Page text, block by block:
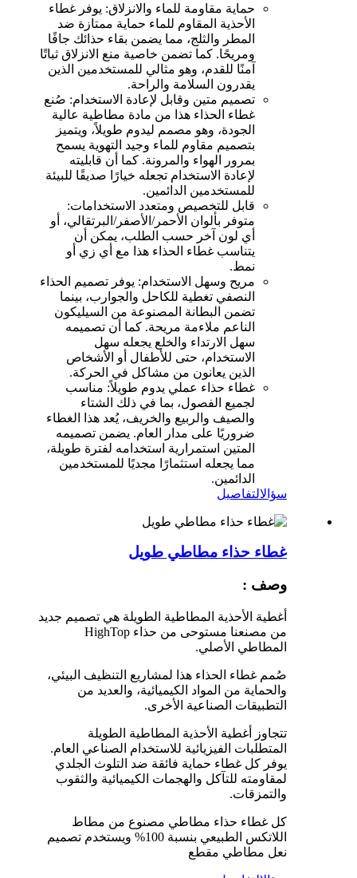
حماية مقاومة للماء والانزلاق: يوفر غطاء
الأحذية المقاوم للماء حماية ممتازة ضد
المطر والثلج، مما يضمن بقاء حذائك جافًا
ومريحًا. كما تضمن خاصية منع الانزلاق ثباتًا
آمنًا للقدم، وهو مثالي للمستخدمين الذين
يقدرون السلامة والراحة.
تصميم متين وقابل لإعادة الاستخدام: صُنع
غطاء الحذاء هذا من مادة مطاطية عالية
الجودة، وهو مصمم ليدوم طويلاً، ويتميز
بتصميم مقاوم للماء وجيد التهوية يسمح
بمرور الهواء والمرونة. كما أن قابليته
لإعادة الاستخدام تجعله خيارًا صديقًا للبيئة
للمستخدمين الدائمين.
قابل للتخصيص ومتعدد الاستخدامات:
متوفر بألوان الأحمر/الأصفر/البرتقالي، أو
أي لون آخر حسب الطلب، يمكن أن
يتناسب غطاء الحذاء هذا مع أي زي أو
نمط.
مريح وسهل الاستخدام: يوفر تصميم الحذاء
النصفي تغطية للكاحل والجوارب، بينما
تضمن البطانة المصنوعة من السيليكون
الناعم ملاءمة مريحة. كما أن تصميمه
سهل الارتداء والخلع يجعله سهل
الاستخدام، حتى للأطفال أو الأشخاص
الذين يعانون من مشاكل في الحركة.
غطاء حذاء عملي يدوم طويلاً: مناسب
لجميع الفصول، بما في ذلك الشتاء
والصيف والربيع والخريف، يُعد هذا الغطاء
ضروريًا على مدار العام. يضمن تصميمه
المتين استمرارية استخدامه لفترة طويلة،
مما يجعله استثمارًا مجديًا للمستخدمين
الدائمين.
سؤالالتفاصيل
غطاء حذاء مطاطي طويل
وصف :
أغطية الأحذية المطاطية الطويلة هي تصميم جديد
من مصنعنا مستوحى من حذاء HighTop
المطاطي الأصلي.
صُمم غطاء الحذاء هذا لمشاريع التنظيف البيئي،
والحماية من المواد الكيميائية، والعديد من
التطبيقات الصناعية الأخرى.
تتجاوز أغطية الأحذية المطاطية الطويلة
المتطلبات الفيزيائية للاستخدام الصناعي العام.
يوفر كل غطاء حماية فائقة ضد التلوث الجلدي
لمقاومته للتآكل والهجمات الكيميائية والثقوب
والتمزقات.
كل غطاء حذاء مطاطي مصنوع من مطاط
اللاتكس الطبيعي بنسبة 100% ويستخدم تصميم
نعل مطاطي مقطع